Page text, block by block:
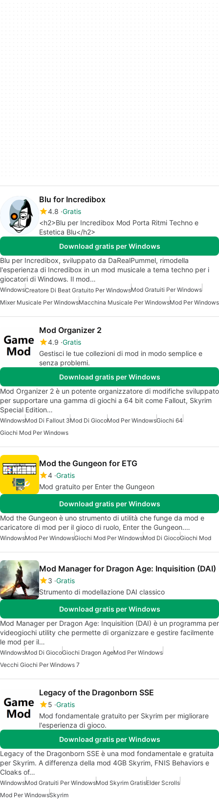
Blu for Incredibox
4.8 Gratis
<h2>Blu per Incredibox Mod Porta Ritmi Techno e
Estetica Blu</h2>
Download gratis per Windows
Blu per Incredibox, sviluppato da DaRealPummel, rimodella
l'esperienza di Incredibox in un mod musicale a tema techno per i
giocatori di Windows. Il mod…
WindowsCreatore Di Beat Gratuito Per WindowsMod Gratuiti Per Windows
Mixer Musicale Per WindowsMacchina Musicale Per WindowsMod Per Windows
Mod Organizer 2
4.9 Gratis
Gestisci le tue collezioni di mod in modo semplice e
senza problemi.
Download gratis per Windows
Mod Organizer 2 è un potente organizzatore di modifiche sviluppato
per supportare una gamma di giochi a 64 bit come Fallout, Skyrim
Special Edition…
WindowsMod Di Fallout 3Mod Di GiocoMod Per WindowsGiochi 64
Giochi Mod Per Windows
Mod the Gungeon for ETG
4 Gratis
Mod gratuito per Enter the Gungeon
Download gratis per Windows
Mod the Gungeon è uno strumento di utilità che funge da mod e
caricatore di mod per il gioco di ruolo, Enter the Gungeon.…
WindowsMod Per WindowsGiochi Mod Per WindowsMod Di GiocoGiochi Mod
Mod Manager for Dragon Age: Inquisition (DAI)
3 Gratis
Strumento di modellazione DAI classico
Download gratis per Windows
Mod Manager per Dragon Age: Inquisition (DAI) è un programma per
videogiochi utility che permette di organizzare e gestire facilmente
le mod per il…
WindowsMod Di GiocoGiochi Dragon AgeMod Per Windows
Vecchi Giochi Per Windows 7
Legacy of the Dragonborn SSE
5 Gratis
Mod fondamentale gratuito per Skyrim per migliorare
l'esperienza di gioco.
Download gratis per Windows
Legacy of the Dragonborn SSE è una mod fondamentale e gratuita
per Skyrim. A differenza della mod 4GB Skyrim, FNIS Behaviors e
Cloaks of…
WindowsMod Gratuiti Per WindowsMod Skyrim GratisElder Scrolls
Mod Per WindowsSkyrim